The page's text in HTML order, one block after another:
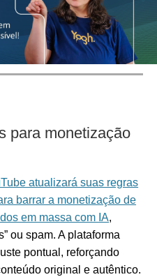
para monetização
atualizará suas regras
barrar a monetização de
em massa com IA,
ou spam. A plataforma
pontual, reforçando
original e autêntico.